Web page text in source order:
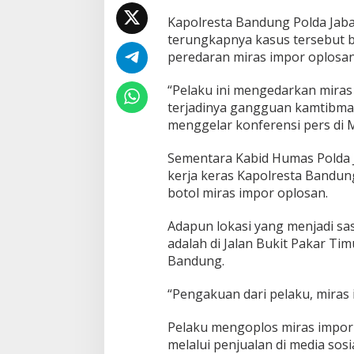
Kapolresta Bandung Polda
terungkapnya kasus tersebut
peredaran miras impor
“Pelaku ini mengedarkan
terjadinya gangguan
menggelar konferensi pers di
Sementara Kabid Humas
kerja keras Kapolresta
botol miras impor oplosan.
Adapun lokasi yang menjadi
adalah di Jalan Bukit Pakar
Bandung.
“Pengakuan dari pelaku,
Pelaku mengoplos miras
melalui penjualan di media